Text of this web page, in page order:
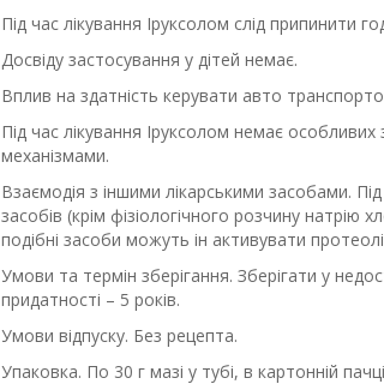
Під час лікування Іруксолом слід припинити
Досвіду застосування у дітей немає.
Вплив на здатність керувати авто
Під час лікування Іруксолом немає
механізмами.
Взаємодія з іншими лікарськими засобами.
засобів (крім фізіологічного розчину
подібні засоби можуть ін активувати
Умови та термін зберігання. Зберігати у
придатності – 5 років.
Умови відпуску. Без рецепта.
Упаковка. По 30 г мазі у тубі, в картонній